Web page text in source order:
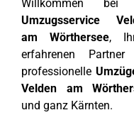
Willkommen bei
Umzugsservice
am Wörthersee,
erfahrenen
professionelle
Velden am
und ganz Kärnten.